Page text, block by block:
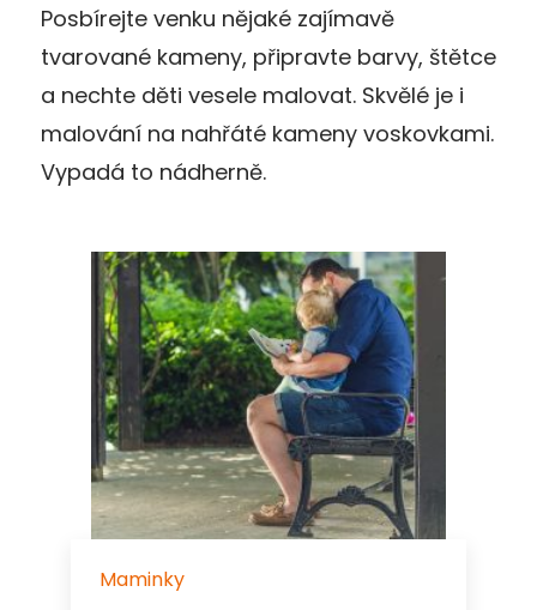
Posbírejte venku nějaké zajímavě
tvarované kameny, připravte barvy, štětce
a nechte děti vesele malovat. Skvělé je i
malování na nahřáté kameny voskovkami.
Vypadá to nádherně.